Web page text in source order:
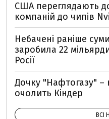
США переглядають
компаній до чипів
Небачені раніше
заробила 22
Росії
Дочку "Нафтогазу" –
очолить Кіндер
ВСІ